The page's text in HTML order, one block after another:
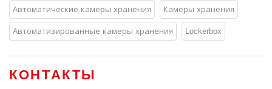
Автоматические камеры хранения
Камеры хранения
Автоматизированные камеры хранения
Lockerbox
КОНТАКТЫ